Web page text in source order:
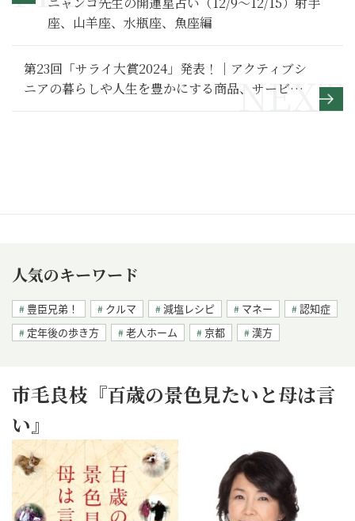
座、山羊座、水瓶座、魚座編
第23回「サライ大賞2024」発表！｜アクティブシ
ニアの暮らしや人生を豊かにする商品、サービス
を顕彰
人気のキーワード
豊臣兄弟！ クルマ 減塩レシピ マネー
認知症
定年後の歩き方
老人ホーム 京都 漢方
市毛良枝『百歳の景色見たいと母は言
い』